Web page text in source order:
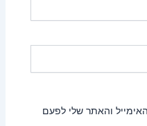
והאתר שלי לפעם